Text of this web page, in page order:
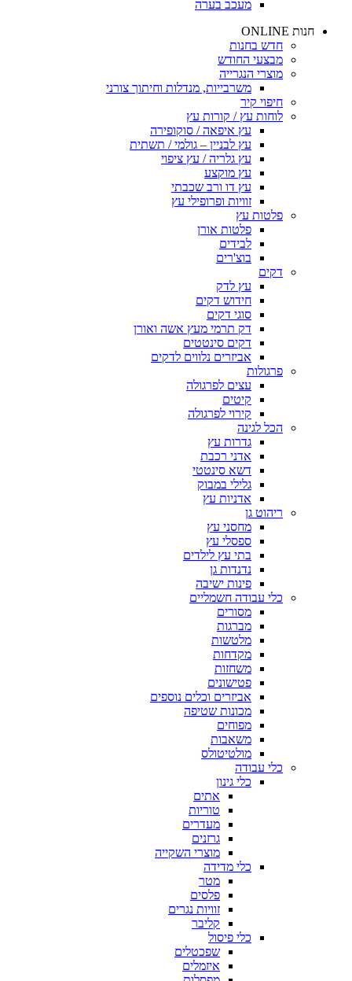
מעכב בערה
חנות ONLINE
חדש בחנות
מבצעי החודש
מוצרי הנגרייה
משרבייות, מנדלות וחיתוך צורני
חיפוי קיר
לוחות עץ / קורות עץ
עץ איפאה / סוקופירה
עץ לבניין – גולמי / תשתית
עץ גלריה / עץ ציפוי
עץ מוקצע
עץ דו ורב שכבתי
זוויות ופרופילי עץ
פלטות עץ
פלטות אורן
לבידים
בוצ'רים
דקים
עץ לדק
חידוש דקים
סוגי דקים
דק תרמי מעץ אשה ואורן
דקים סינטטים
אביזרים נלווים לדקים
פרגולות
עצים לפרגולה
קיטים
קירוי לפרגולה
הכל לגינה
גדרות עץ
אדני רכבת
דשא סינטטי
גלילי במבוק
אדניות עץ
ריהוט גן
מחסני עץ
ספסלי עץ
בתי עץ לילדים
נדנדות גן
פינות ישיבה
כלי עבודה חשמליים
מסורים
מברגות
מלטשות
מקדחות
משחזות
פטישונים
אביזרים וכלים נוספים
מכונות שטיפה
מפוחים
משאבות
מולטיטולס
כלי עבודה
כלי גינון
אתים
טוריות
מעדרים
גרזנים
מוצרי השקייה
כלי מדידה
מטר
פלסים
זוויות נגרים
קליבר
כלי פיסול
שפכטלים
איזמלים